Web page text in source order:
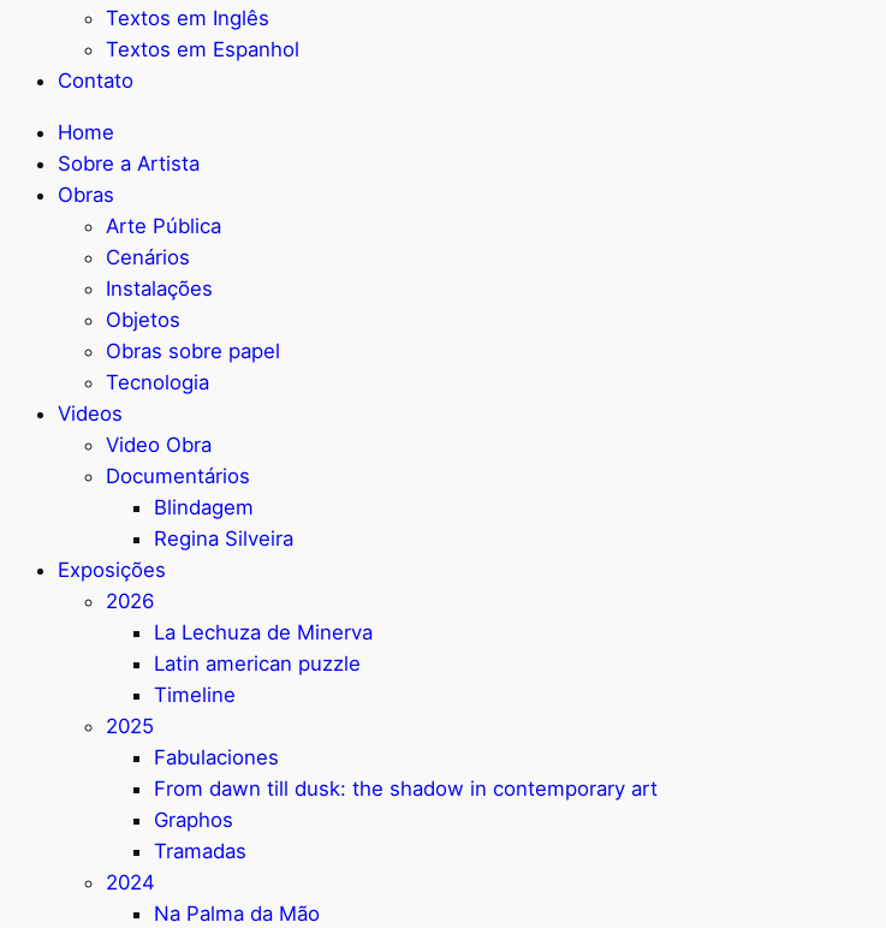
Textos em Inglês
Textos em Espanhol
Contato
Home
Sobre a Artista
Obras
Arte Pública
Cenários
Instalações
Objetos
Obras sobre papel
Tecnologia
Videos
Video Obra
Documentários
Blindagem
Regina Silveira
Exposições
2026
La Lechuza de Minerva
Latin american puzzle
Timeline
2025
Fabulaciones
From dawn till dusk: the shadow in contemporary art
Graphos
Tramadas
2024
Na Palma da Mão